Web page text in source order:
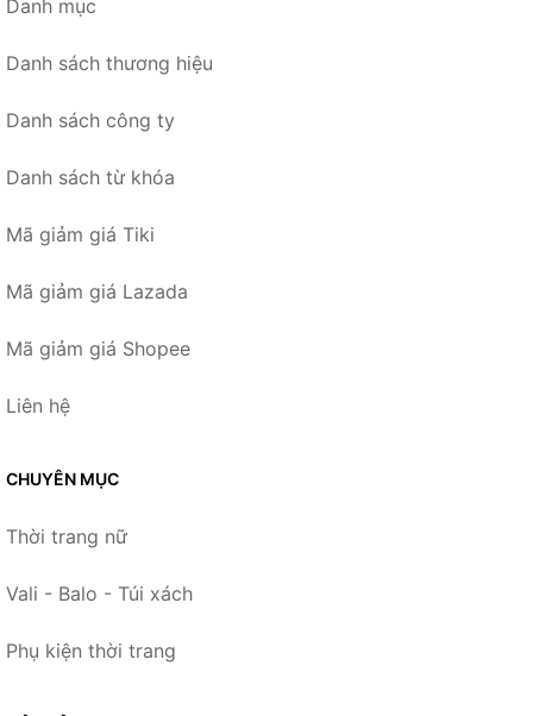
Danh mục
Danh sách thương hiệu
Danh sách công ty
Danh sách từ khóa
Mã giảm giá Tiki
Mã giảm giá Lazada
Mã giảm giá Shopee
Liên hệ
CHUYÊN MỤC
Thời trang nữ
Vali - Balo - Túi xách
Phụ kiện thời trang